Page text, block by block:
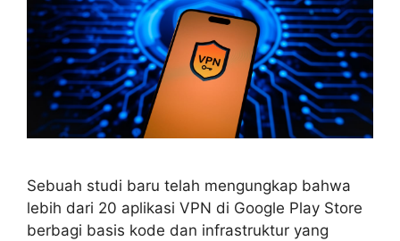
Sebuah studi baru telah mengungkap bahwa
lebih dari 20 aplikasi VPN di Google Play Store
berbagi basis kode dan infrastruktur yang